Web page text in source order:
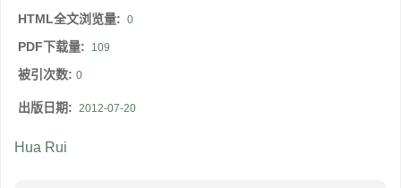
HTML全文浏览量: 0
PDF下载量: 109
被引次数: 0
出版日期: 2012-07-20
Hua Rui